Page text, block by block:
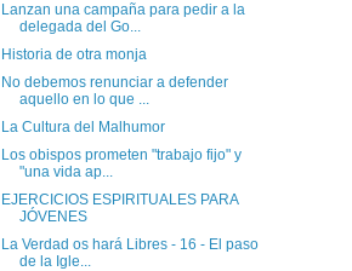
Lanzan una campaña para pedir a la
delegada del Go...
Historia de otra monja
No debemos renunciar a defender
aquello en lo que ...
La Cultura del Malhumor
Los obispos prometen "trabajo fijo" y
"una vida ap...
EJERCICIOS ESPIRITUALES PARA
JÓVENES
La Verdad os hará Libres - 16 - El paso
de la Igle...